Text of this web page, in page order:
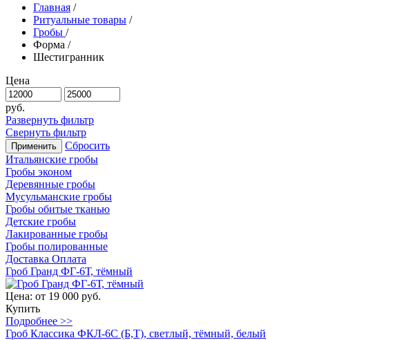
Главная /
Ритуальные товары /
Гробы /
Форма /
Шестигранник
Цена
руб.
Развернуть фильтр
Свернуть фильтр
Применить
Сбросить
Итальянские гробы
Гробы эконом
Деревянные гробы
Мусульманские гробы
Гробы обитые тканью
Детские гробы
Лакированные гробы
Гробы полированные
Доставка Оплата
Гроб Гранд ФГ-6Т, тёмный
Цена: от 19 000 руб.
Купить
Подробнее >>
Гроб Классика ФКЛ-6С (Б,Т), светлый, тёмный, белый